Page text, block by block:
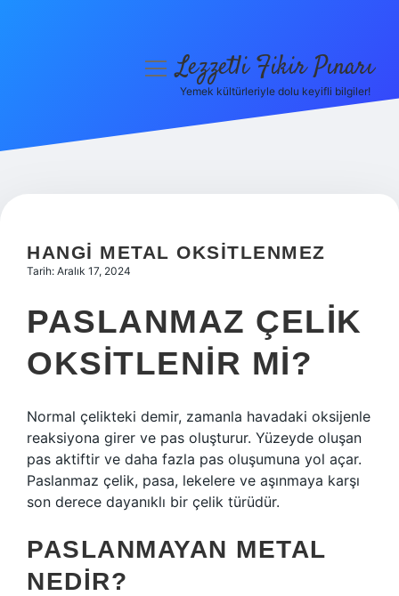
Hakkımızda
menüyüLezzetli Fikir Pınarı
Yemek kültürleriyle dolu keyifli bilgiler!
HANGI METAL OKSITLENMEZ
Tarih: Aralık 17, 2024
PASLANMAZ ÇELIK
OKSITLENIR MI?
Normal çelikteki demir, zamanla havadaki oksijenle
reaksiyona girer ve pas oluşturur. Yüzeyde oluşan
pas aktiftir ve daha fazla pas oluşumuna yol açar.
Paslanmaz çelik, pasa, lekelere ve aşınmaya karşı
son derece dayanıklı bir çelik türüdür.
PASLANMAYAN METAL
NEDIR?